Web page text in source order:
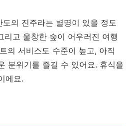
의 진주라는 별명이 있을 정도
리고 울창한 숲이 어우러진 여행
의 서비스도 수준이 높고, 아직
분위기를 즐길 수 있어요. 휴식을
에요.